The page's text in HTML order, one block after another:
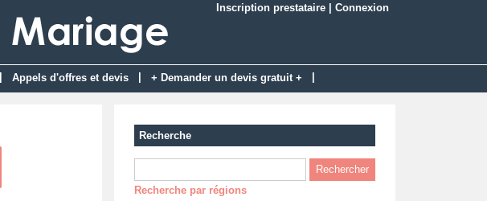
Inscription prestataire Connexion
Appels d'offres et devis + Demander un devis gratuit +
Recherche
Recherche par régions